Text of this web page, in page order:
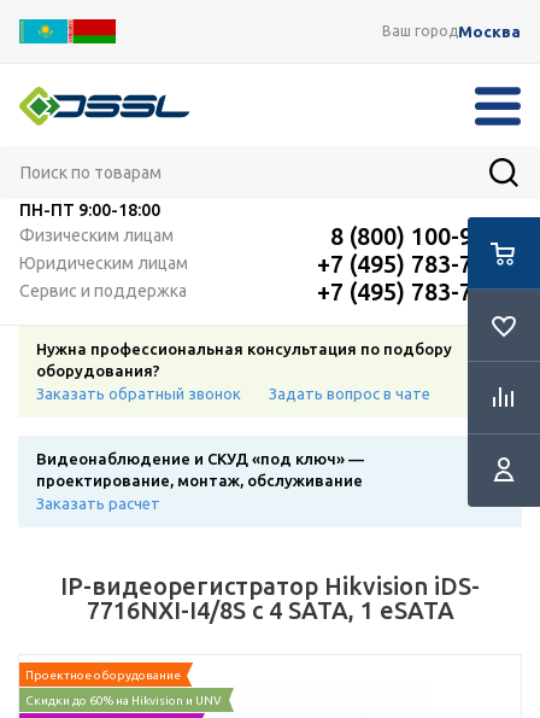
Ваш городМосква
ПН-ПТ 9:00-18:00
Физическим лицам
8 (800) 100-91-12
Юридическим лицам +7 (495) 783-72-87
Сервис и поддержка +7 (495) 783-72-87
Нужна профессиональная консультация по подбору
оборудования?
Заказать обратный звонок
Задать вопрос в чате
Видеонаблюдение и СКУД «под ключ» —
проектирование, монтаж, обслуживание
Заказать расчет
IP-видеорегистратор Hikvision iDS-
7716NXI-I4/8S с 4 SATA, 1 eSATA
Проектное оборудование
Скидки до 60% на Hikvision и UNV